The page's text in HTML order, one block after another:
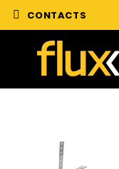
CONTACTS